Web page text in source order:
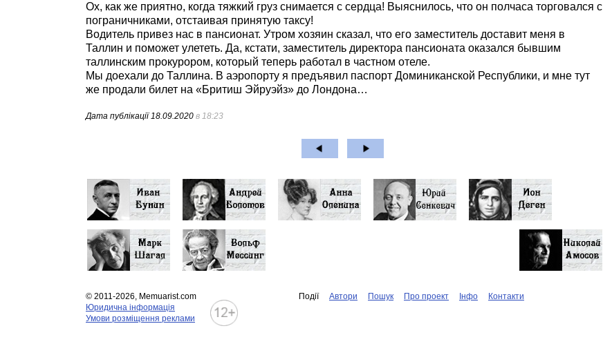
Ох, как же приятно, когда тяжкий груз снимается с сердца! Выяснилось, что он полчаса торговался с
пограничниками, отстаивая принятую таксу!
Водитель привез нас в пансионат. Утром хозяин сказал, что его заместитель доставит меня в
Таллин и поможет улететь. Да, кстати, заместитель директора пансионата оказался бывшим
таллинским прокурором, который теперь работал в частном отеле.
Мы доехали до Таллина. В аэропорту я предъявил паспорт Доминиканской Республики, и мне тут
же продали билет на «Бритиш Эйруэйз» до Лондона…
Дата публікації18.09.2020 в 18:23
© 2011-2026, Memuarist.com
Юридична інформація
Умови розміщення реклами
Подiї Автори Пошук Про проект Iнфо Контакти